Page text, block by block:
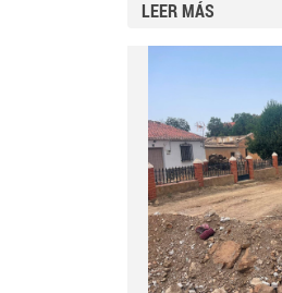
LEER MÁS